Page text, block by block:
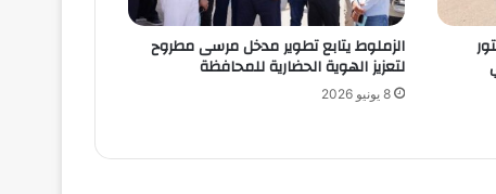
الزملوط يتابع تطوير مدخل مرسى مطروح
لتعزيز الهوية الحضارية للمحافظة
8 يونيو 2026